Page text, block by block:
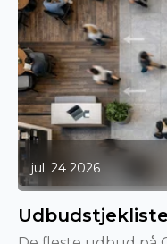
jul. 24 2026